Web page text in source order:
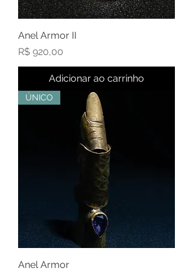
Anel Armor II
Preço
R$ 920,00
Adicionar ao carrinho
ÚNICO
Anel Armor